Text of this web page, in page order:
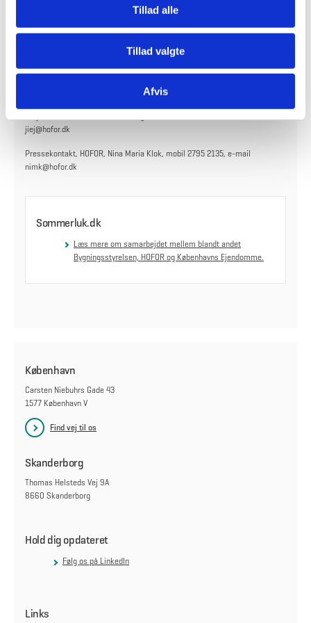
Tillad alle
Tillad valgte
Afvis
ser HOFORs energirådgivere, at op mod 80 % af energiforbruget
spildes på varmetab. Det svarer til, at der spildes penge for op 80
millioner kroner om året i de større ejendomme i København.
www.sommerluk.dk
jiej@hofor.dk
Pressekontakt, HOFOR, Nina Maria Klok, mobil 2795 2135, e-mail
nimk@hofor.dk
Sommerluk.dk
Læs mere om samarbejdet mellem blandt andet
Bygningsstyrelsen, HOFOR og Københavns Ejendomme.
København
Carsten Niebuhrs Gade 43
1577 København V
Find vej til os
Skanderborg
Thomas Helsteds Vej 9A
8660 Skanderborg
Hold dig opdateret
Følg os på LinkedIn
Links